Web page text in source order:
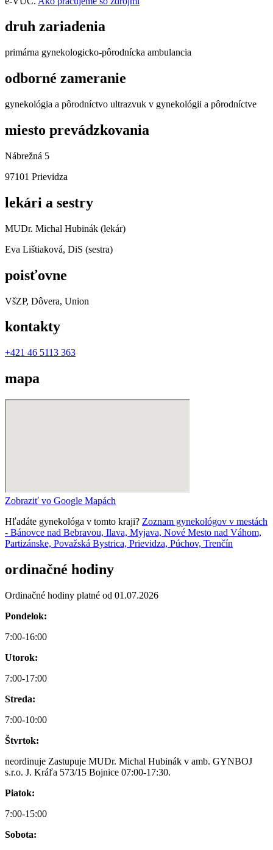
druh zariadenia
primárna gynekologicko-pôrodnícka ambulancia
odborné zameranie
gynekológia a pôrodníctvo ultrazvuk v gynekológii a pôrodníctve
miesto prevádzkovania
Nábrežná 5
97101 Prievidza
lekári a sestry
MUDr. Michal Hubinák (lekár)
Eva Lištiaková, DiS (sestra)
poisťovne
VšZP, Dôvera, Union
kontakty
+421 46 5113 363
mapa
Zobraziť vo Google Mapách
Hľadáte gynekológa v tomto kraji? Zoznam gynekológov v mestách
- Bánovce nad Bebravou, Ilava, Myjava, Nové Mesto nad Váhom,
Partizánske, Považská Bystrica, Prievidza, Púchov, Trenčín
ordinačné hodiny
Ordinačné hodiny platné od 01.07.2026
Pondelok:
7:00-16:00
Utorok:
7:00-17:00
Streda:
7:00-10:00
Štvrtok:
neordinuje Zastupuje MUDr. Michal Hubinák v amb. GYNBOJ
s.r.o. J. Kráľa 573/15 Bojnice 07:00-17:30.
Piatok:
7:00-15:00
Sobota: